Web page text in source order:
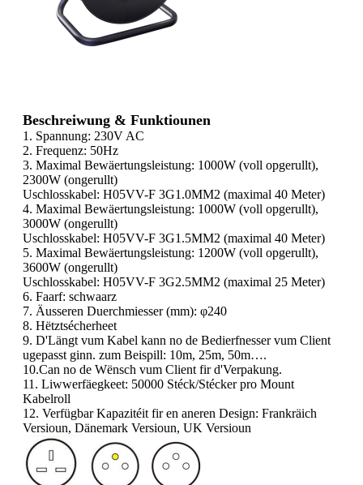
Beschreiwung & Funktiounen
1. Spannung: 230V AC
2. Frequenz: 50Hz
3. Maximal Bewäertungsleistung: 1000W (voll opgerullt),
2300W (ongerullt)
Uschlosskabel: H05VV-F 3G1.0MM2 (maximal 40 Meter)
4. Maximal Bewäertungsleistung: 1000W (voll opgerullt),
3000W (ongerullt)
Uschlosskabel: H05VV-F 3G1.5MM2 (maximal 40 Meter)
5. Maximal Bewäertungsleistung: 1200W (voll opgerullt),
3600W (ongerullt)
Uschlosskabel: H05VV-F 3G2.5MM2 (maximal 25 Meter)
6. Faarf: schwaarz
7. Äusseren Duerchmiesser (mm): φ240
8. Hëtztsécherheet
9. D'Längt vum Kabel kann no de Bedierfnesser vum Client
ugepasst ginn. zum Beispill: 10m, 25m, 50m….
10.Can no de Wënsch vum Client fir d'Verpakung.
11. Liwwerfäegkeet: 50000 Stéck/Stécker pro Mount
Kabelroll
12. Verfügbar Kapazitéit fir en aneren Design: Frankräich
Versioun, Dänemark Versioun, UK Versioun